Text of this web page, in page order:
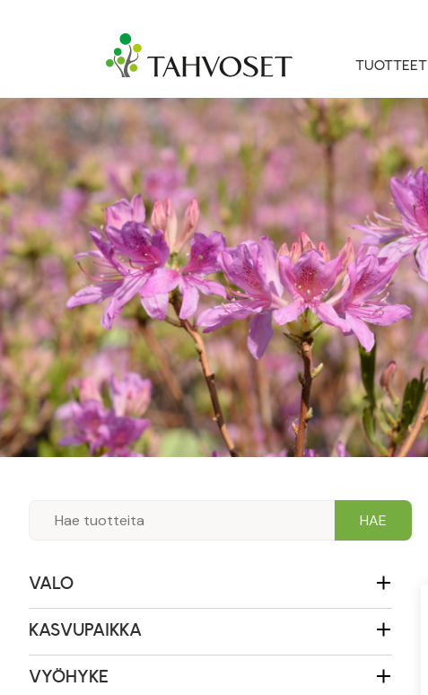
TUOTTEET
VALO
KASVUPAIKKA
VYÖHYKE